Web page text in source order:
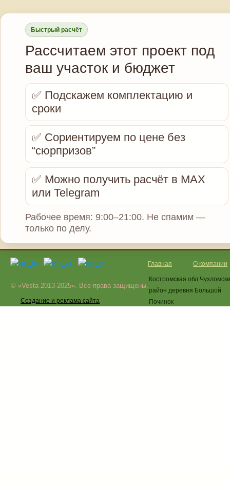
Быстрый расчёт
Рассчитаем этот проект под
ваш участок и бюджет
✅ Подскажем комплектацию и
сроки
✅ Сориентируем по цене без
“сюрпризов”
✅ Можно получить расчёт в MAX
или Telegram
Рабочее время: 9:00–21:00. Не спамим —
только по делу.
© «Vesta 2013-2025». Все права защищены.
Создание и реклама сайта
Костромская
район деревня Большой
Починок
Главная О компании